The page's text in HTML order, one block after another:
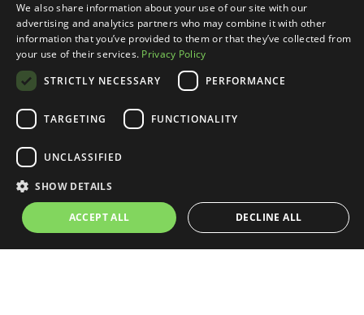
Krzysztof Mirończuk
Rzeź kreatywnych przez AI: mit
czy fakt?
Wokół wpływu sztucznej inteligencji na zawody
realnych stratach, inne w ogóle ich nie potwierdzają.
powinno jednak inne…
We also share information about your use of our site with our
advertising and analytics partners who may combine it with other
information that you’ve provided to them or that they’ve collected from
your use of their services. Privacy Policy
STRICTLY NECESSARY
PERFORMANCE
TARGETING FUNCTIONALITY
UNCLASSIFIED
SHOW DETAILS
ACCEPT ALL DECLINE ALL